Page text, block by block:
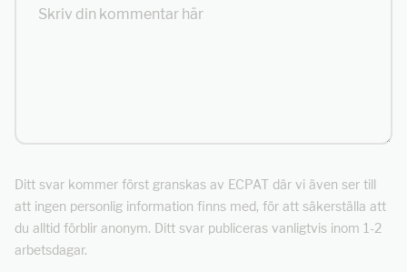
Ditt svar kommer först granskas av ECPAT där vi även ser till
att ingen personlig information finns med, för att säkerställa att
du alltid förblir anonym. Ditt svar publiceras vanligtvis inom 1-2
arbetsdagar.